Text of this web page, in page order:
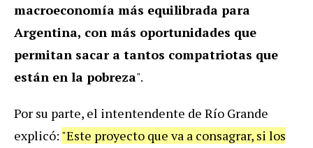
macroeconomía más equilibrada para
Argentina, con más oportunidades que
permitan sacar a tantos compatriotas que
están en la pobreza".
Por su parte, el intentendente de Río Grande
explicó: "Este proyecto que va a consagrar, si los